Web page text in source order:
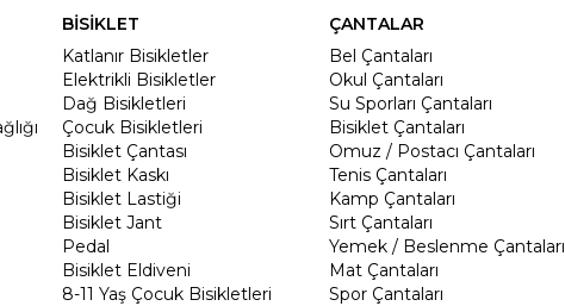
BİSİKLET
Katlanır Bisikletler
Elektrikli Bisikletler
Dağ Bisikletleri
Çocuk Bisikletleri
Bisiklet Çantası
Bisiklet Kaskı
Bisiklet Lastiği
Bisiklet Jant
Pedal
Bisiklet Eldiveni
8-11 Yaş Çocuk Bisikletleri
ÇANTALAR
Bel Çantaları
Okul Çantaları
Su Sporları Çantaları
Bisiklet Çantaları
Omuz / Postacı Çantaları
Tenis Çantaları
Kamp Çantaları
Sırt Çantaları
Yemek / Beslenme Çantaları
Mat Çantaları
Spor Çantaları